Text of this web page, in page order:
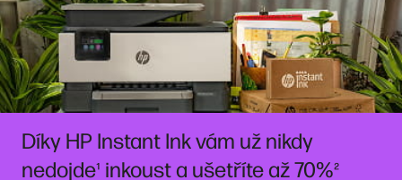
Díky HP Instant Ink vám už nikdy
nedojde¹ inkoust a ušetříte až 70%²